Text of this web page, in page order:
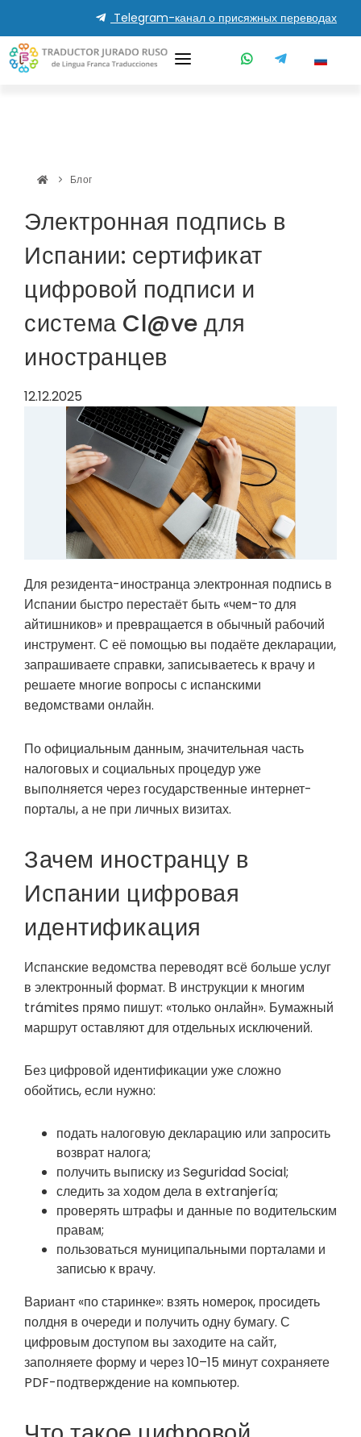
Telegram-канал о присяжных переводах
Блог
Электронная подпись в
Испании: сертификат
цифровой подписи и
система Cl@ve для
иностранцев
12.12.2025
Для резидента-иностранца электронная подпись в
Испании быстро перестаёт быть «чем-то для
айтишников» и превращается в обычный рабочий
инструмент. С её помощью вы подаёте декларации,
запрашиваете справки, записываетесь к врачу и
решаете многие вопросы с испанскими
ведомствами онлайн.
По официальным данным, значительная часть
налоговых и социальных процедур уже
выполняется через государственные интернет-
порталы, а не при личных визитах.
Зачем иностранцу в
Испании цифровая
идентификация
Испанские ведомства переводят всё больше услуг
в электронный формат. В инструкции к многим
trámites прямо пишут: «только онлайн». Бумажный
маршрут оставляют для отдельных исключений.
Без цифровой идентификации уже сложно
обойтись, если нужно:
подать налоговую декларацию или запросить
возврат налога;
получить выписку из Seguridad Social;
следить за ходом дела в extranjería;
проверять штрафы и данные по водительским
правам;
пользоваться муниципальными порталами и
записью к врачу.
Вариант «по старинке»: взять номерок, просидеть
полдня в очереди и получить одну бумагу. С
цифровым доступом вы заходите на сайт,
заполняете форму и через 10–15 минут сохраняете
PDF-подтверждение на компьютер.